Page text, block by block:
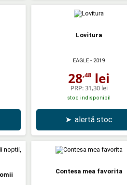
Lovitura
EAGLE - 2019
28,48 lei
PRP:31,30 lei
stoc indisponibil
➤ alertă stoc
Contesa mea favorita